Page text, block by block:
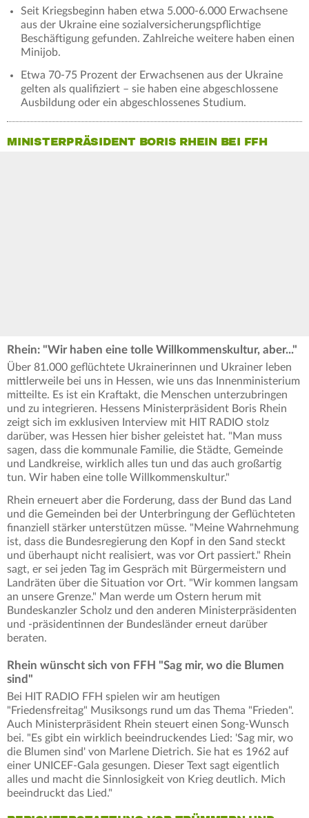
Seit Kriegsbeginn haben etwa 5.000-6.000 Erwachsene
aus der Ukraine eine sozialversicherungspflichtige
Beschäftigung gefunden. Zahlreiche weitere haben einen
Minijob.
Etwa 70-75 Prozent der Erwachsenen aus der Ukraine
gelten als qualifiziert – sie haben eine abgeschlossene
Ausbildung oder ein abgeschlossenes Studium.
MINISTERPRÄSIDENT BORIS RHEIN BEI FFH
Rhein: "Wir haben eine tolle Willkommenskultur, aber..."
Über 81.000 geflüchtete Ukrainerinnen und Ukrainer leben
mittlerweile bei uns in Hessen, wie uns das Innenministerium
mitteilte. Es ist ein Kraftakt, die Menschen unterzubringen
und zu integrieren. Hessens Ministerpräsident Boris Rhein
zeigt sich im exklusiven Interview mit HIT RADIO stolz
darüber, was Hessen hier bisher geleistet hat. "Man muss
sagen, dass die kommunale Familie, die Städte, Gemeinde
und Landkreise, wirklich alles tun und das auch großartig
tun. Wir haben eine tolle Willkommenskultur."
Rhein erneuert aber die Forderung, dass der Bund das Land
und die Gemeinden bei der Unterbringung der Geflüchteten
finanziell stärker unterstützen müsse. "Meine Wahrnehmung
ist, dass die Bundesregierung den Kopf in den Sand steckt
und überhaupt nicht realisiert, was vor Ort passiert." Rhein
sagt, er sei jeden Tag im Gespräch mit Bürgermeistern und
Landräten über die Situation vor Ort. "Wir kommen langsam
an unsere Grenze." Man werde um Ostern herum mit
Bundeskanzler Scholz und den anderen Ministerpräsidenten
und -präsidentinnen der Bundesländer erneut darüber
beraten.
Rhein wünscht sich von FFH "Sag mir, wo die Blumen
sind"
Bei HIT RADIO FFH spielen wir am heutigen
"Friedensfreitag" Musiksongs rund um das Thema "Frieden".
Auch Ministerpräsident Rhein steuert einen Song-Wunsch
bei. "Es gibt ein wirklich beeindruckendes Lied: 'Sag mir, wo
die Blumen sind' von Marlene Dietrich. Sie hat es 1962 auf
einer UNICEF-Gala gesungen. Dieser Text sagt eigentlich
alles und macht die Sinnlosigkeit von Krieg deutlich. Mich
beeindruckt das Lied."